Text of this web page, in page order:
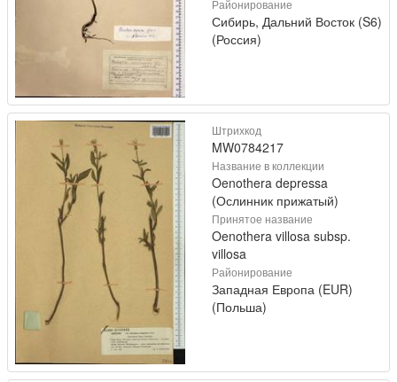
Районирование
Сибирь, Дальний Восток (S6)
(Россия)
Штрихкод
MW0784217
Название в коллекции
Oenothera depressa
(Ослинник прижатый)
Принятое название
Oenothera villosa subsp.
villosa
Районирование
Западная Европа (EUR)
(Польша)